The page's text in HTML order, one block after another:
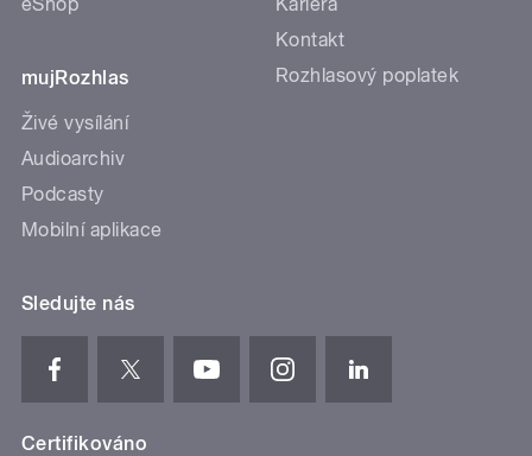
mujRozhlas
Živé vysílání
Audioarchiv
Podcasty
Mobilní aplikace
Kontakt
Rozhlasový poplatek
Sledujte nás
Certifikováno